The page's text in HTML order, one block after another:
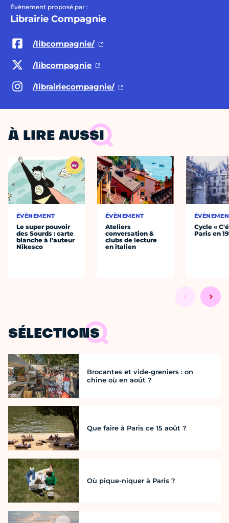
Évènement proposé par :
Librairie Compagnie
/libcompagnie/
/libcompagnie
/librairiecompagnie/
À LIRE AUSSI
ÉVÈNEMENT
Le super pouvoir
des Sourds : carte
blanche à l'auteur
Nikesco
ÉVÈNEMENT
Ateliers
conversation &
clubs de lecture
en italien
Cycle «
Paris en
SÉLECTIONS
Brocantes et vide-greniers : on
chine où en août ?
Que faire à Paris ce 15 août ?
Où pique-niquer à Paris ?